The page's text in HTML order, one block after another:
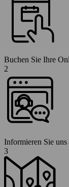
Buchen Sie Ihre
2
Informieren Sie
3